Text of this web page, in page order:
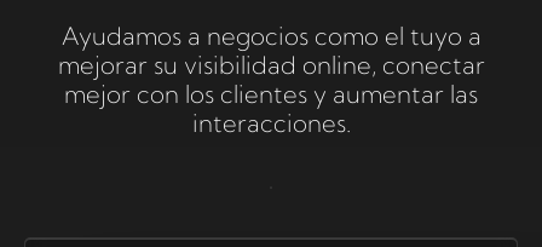
Ayudamos a negocios como el tuyo a
mejorar su visibilidad online, conectar
mejor con los clientes y aumentar las
interacciones.